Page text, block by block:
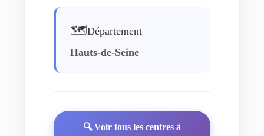
🗺️Département
Hauts-de-Seine
🔍 Voir tous les centres à